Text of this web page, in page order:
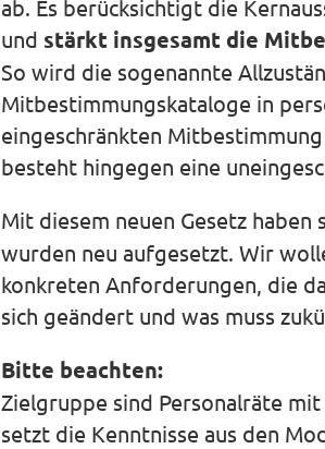
ab. Es berücksichtigt die
und stärkt insgesamt die
So wird die sogenannte
Mitbestimmungskataloge in
eingeschränkten
besteht hingegen eine
Mit diesem neuen Gesetz haben
wurden neu aufgesetzt. Wir
konkreten Anforderungen, die
sich geändert und was muss
Bitte beachten:
Zielgruppe sind Personalräte
setzt die Kenntnisse aus den